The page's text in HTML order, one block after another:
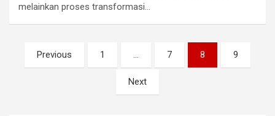
melainkan proses transformasi…
Paginasi
pos
Previous 1 … 7 8 9
Next